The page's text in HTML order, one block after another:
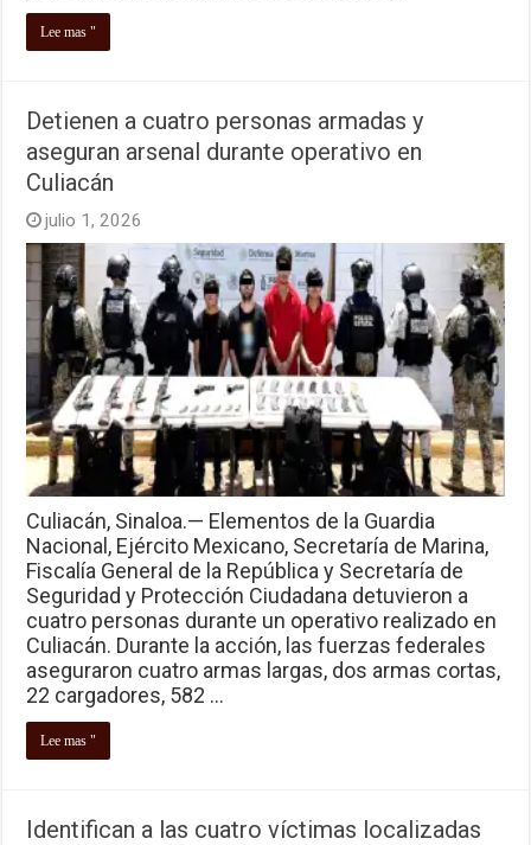
Lee mas "
Detienen a cuatro personas armadas y
aseguran arsenal durante operativo en
Culiacán
julio 1, 2026
Culiacán, Sinaloa.— Elementos de la Guardia
Nacional, Ejército Mexicano, Secretaría de Marina,
Fiscalía General de la República y Secretaría de
Seguridad y Protección Ciudadana detuvieron a
cuatro personas durante un operativo realizado en
Culiacán. Durante la acción, las fuerzas federales
aseguraron cuatro armas largas, dos armas cortas,
22 cargadores, 582 …
Lee mas "
Identifican a las cuatro víctimas localizadas